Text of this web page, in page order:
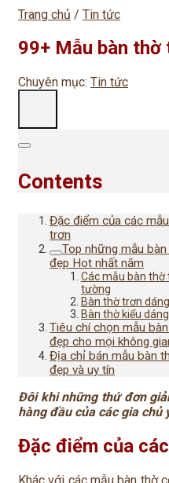
Trang chủ / Tin tức
99+ Mẫu bàn
Chuyên mục: Tin tức
Contents
Đặc điểm của các
trơn
Top những mẫu
đẹp Hot nhất năm
Các mẫu bàn thờ
tường
Bàn thờ trơn
Bàn thờ kiểu
Tiêu chí chọn mẫu
đẹp cho mọi không
Địa chỉ bán mẫu bàn
đẹp và uy tín
Đôi khi những thứ đơn
hàng đầu của các gia chủ
Đặc điểm của
Khác với các mẫu bàn thờ